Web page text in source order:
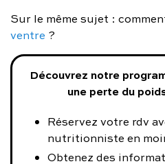
Sur le même sujet :
ventre ?
Découvrez notre
une perte du
Réservez votre rdv
nutritionniste en
Obtenez des